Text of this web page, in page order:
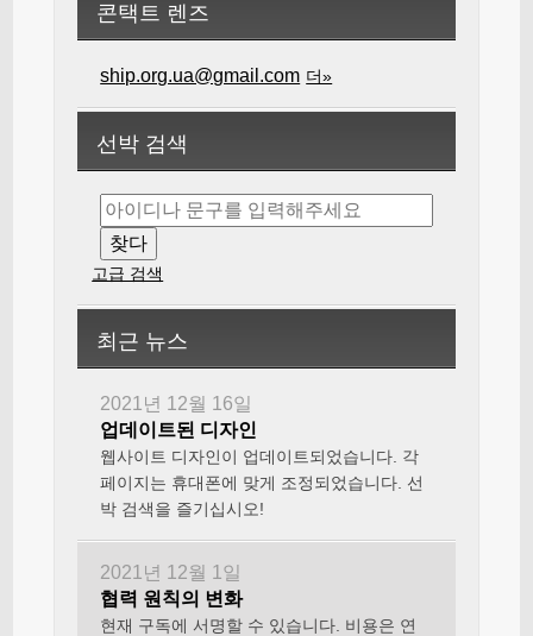
콘택트 렌즈
ship.org.ua@gmail.com 더»
선박 검색
고급 검색
최근 뉴스
2021년 12월 16일
업데이트된 디자인
웹사이트 디자인이 업데이트되었습니다. 각
페이지는 휴대폰에 맞게 조정되었습니다. 선
박 검색을 즐기십시오!
2021년 12월 1일
협력 원칙의 변화
현재 구독에 서명할 수 있습니다. 비용은 연